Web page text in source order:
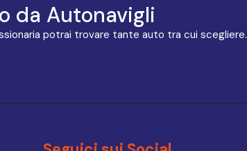
da Autonavigli
potrai trovare tante auto tra cui scegliere.